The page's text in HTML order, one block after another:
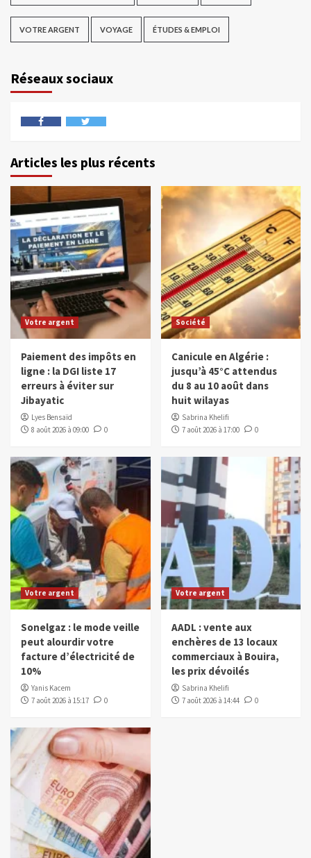
VOTRE ARGENT VOYAGE ÉTUDES & EMPLOI
Réseaux sociaux
Articles les plus récents
Votre argent
Paiement des impôts en
ligne : la DGI liste 17
erreurs à éviter sur
Jibayatic
Lyes Bensaïd
8 août 2026 à 09:00
0
Société
Canicule en Algérie :
jusqu’à 45°C attendus
du 8 au 10 août dans
huit wilayas
Sabrina Khelifi
7 août 2026 à 17:00
0
Votre argent
Sonelgaz : le mode veille
peut alourdir votre
facture d’électricité de
10%
Yanis Kacem
7 août 2026 à 15:17
0
Votre argent
AADL : vente aux
enchères de 13 locaux
commerciaux à Bouira,
les prix dévoilés
Sabrina Khelifi
7 août 2026 à 14:44
0